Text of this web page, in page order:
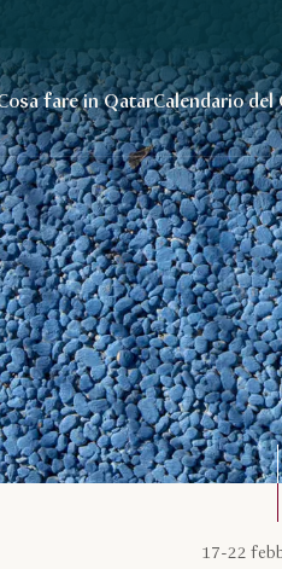
fare in QatarCalendario del
17-22